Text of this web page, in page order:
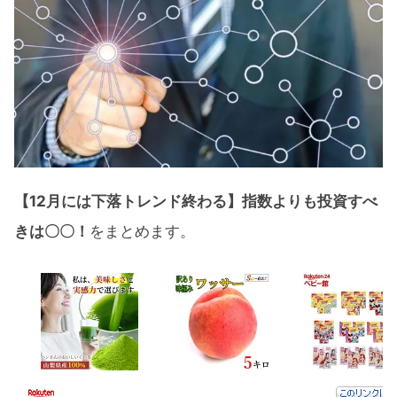
【12月には下落トレンド終わる】指数よりも投資すべ
きは〇〇！ をまとめます。